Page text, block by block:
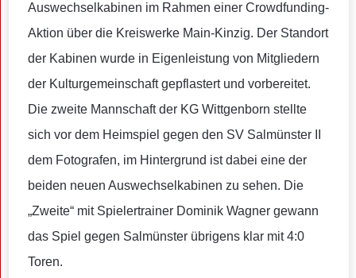
Auswechselkabinen im Rahmen einer Crowdfunding-
Aktion über die Kreiswerke Main-Kinzig. Der Standort
der Kabinen wurde in Eigenleistung von Mitgliedern
der Kulturgemeinschaft gepflastert und vorbereitet.
Die zweite Mannschaft der KG Wittgenborn stellte
sich vor dem Heimspiel gegen den SV Salmünster II
dem Fotografen, im Hintergrund ist dabei eine der
beiden neuen Auswechselkabinen zu sehen. Die
„Zweite“ mit Spielertrainer Dominik Wagner gewann
das Spiel gegen Salmünster übrigens klar mit 4:0
Toren.